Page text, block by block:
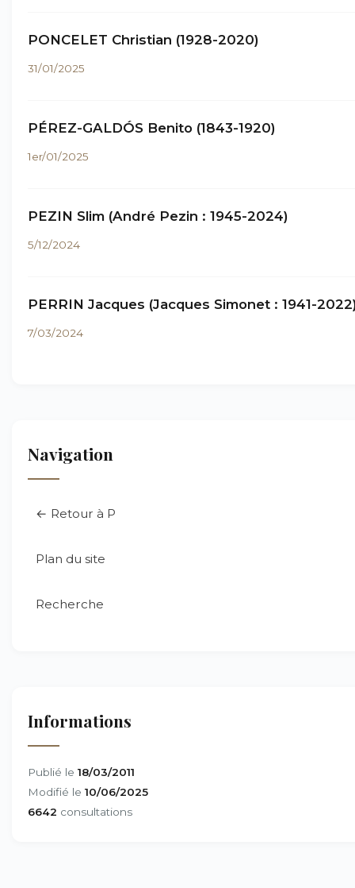
PONCELET Christian (1928-2020)
31/01/2025
PÉREZ-GALDÓS Benito (1843-1920)
1er/01/2025
PEZIN Slim (André Pezin : 1945-2024)
5/12/2024
PERRIN Jacques (Jacques Simonet : 1941-
7/03/2024
Navigation
← Retour à P
Plan du site
Recherche
Informations
Publié le 18/03/2011
Modifié le 10/06/2025
6642 consultations